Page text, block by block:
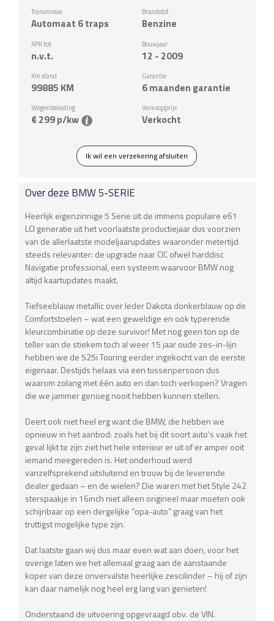
Transmissie
Automaat 6 traps
Brandstof
Benzine
APK tot
n.v.t.
Bouwjaar
12 - 2009
Km stand
99885 KM
Garantie
6 maanden garantie
Wegenbelasting
€ 299 p/kw
Verkoopprijs
Verkocht
Ik wil een verzekering afsluiten
Over deze BMW5-SERIE
Heerlijk eigenzinnige 5 Serie uit de immens populaire e61
LCI generatie uit het voorlaatste productiejaar dus voorzien
van de allerlaatste modeljaarupdates waaronder metertijd
steeds relevanter: de upgrade naar CIC ofwel harddisc
Navigatie professional, een systeem waarvoor BMW nog
altijd kaartupdates maakt.
Tiefseeblauw metallic over leder Dakota donkerblauw op de
Comfortstoelen – wat een geweldige en ook typerende
kleurcombinatie op deze survivor! Met nog geen ton op de
teller van de stiekem toch al weer 15 jaar oude zes-in-lijn
hebben we de 525i Touring eerder ingekocht van de eerste
eigenaar. Destijds helaas via een tussenpersoon dus
waarom zolang met één auto en dan toch verkopen? Vragen
die we jammer genoeg nooit hebben kunnen stellen.
Deert ook niet heel erg want die BMW, die hebben we
opnieuw in het aanbod: zoals het bij dit soort auto’s vaak het
geval lijkt te zijn ziet het hele interieur er uit of er amper ooit
iemand meegereden is. Het onderhoud werd
vanzelfsprekend uitsluitend en trouw bij de leverende
dealer gedaan – en de wielen? Die waren met het Style 242
sterspaakje in 16inch niet alleen origineel maar moeten ook
schijnbaar op een dergelijke “opa-auto” graag van het
truttigst mogelijke type zijn.
Dat laatste gaan wij dus maar even wat aan doen, voor het
overige laten we het allemaal graag aan de aanstaande
koper van deze onvervalste heerlijke zescilinder – hij of zijn
kan daar namelijk nog heel erg lang van genieten!
Onderstaand de uitvoering opgevraagd obv. de VIN.